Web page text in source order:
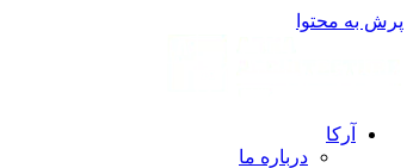
پرش به محتوا
آرکا
درباره ما